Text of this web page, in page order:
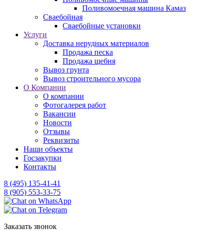
Поливомоечная машина Камаз
Сваебойная
Сваебойные установки
Услуги
Доставка нерудных материалов
Продажа песка
Продажа щебня
Вывоз грунта
Вывоз строительного мусора
О Компании
О компании
Фотогалерея работ
Вакансии
Новости
Отзывы
Реквизиты
Наши объекты
Госзакупки
Контакты
8 (495) 135-41-41
8 (905) 553-33-75
Заказать звонок